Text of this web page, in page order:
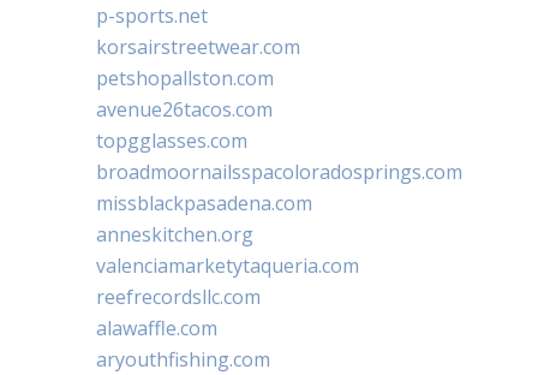
p-sports.net
korsairstreetwear.com
petshopallston.com
avenue26tacos.com
topgglasses.com
broadmoornailsspacoloradosprings.com
missblackpasadena.com
anneskitchen.org
valenciamarketytaqueria.com
reefrecordsllc.com
alawaffle.com
aryouthfishing.com